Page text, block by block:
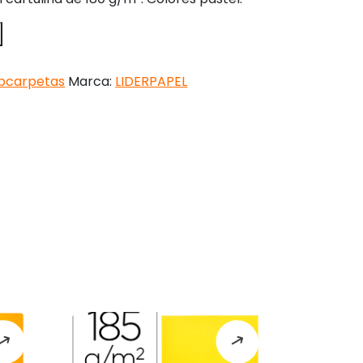
Marca: LIDERPAPEL